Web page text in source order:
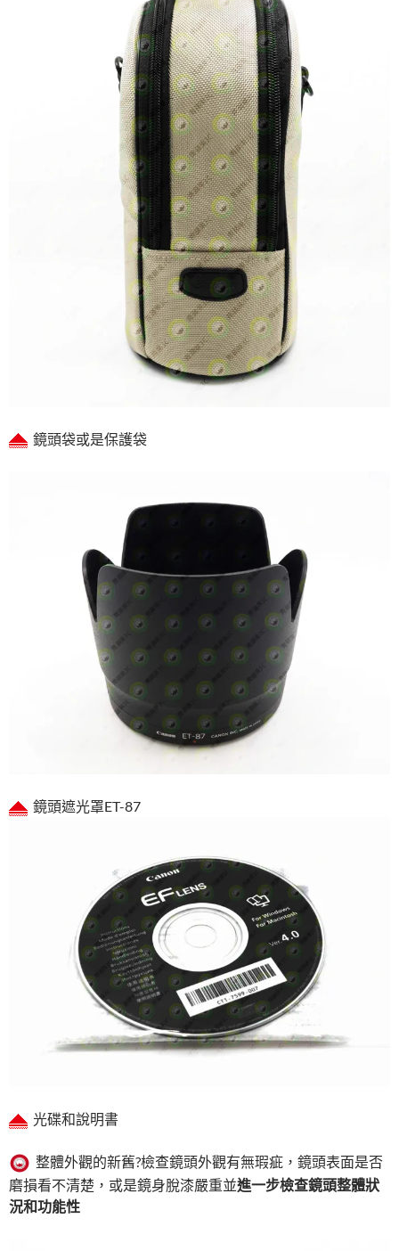
鏡頭袋或是保護袋
鏡頭遮光罩ET-87
光碟和說明書
整體外觀的新舊?檢查鏡頭外觀有無瑕疵，鏡頭表面是否
磨損看不清楚，或是鏡身脫漆嚴重並進一步檢查鏡頭整體狀
況和功能性